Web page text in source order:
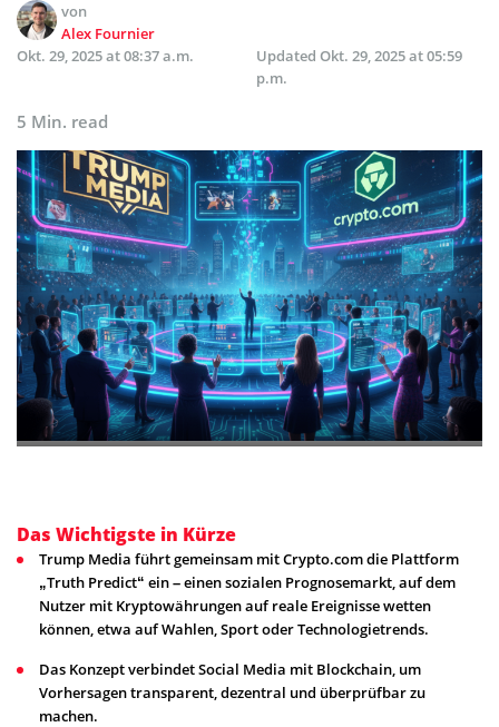
von
Alex Fournier
Okt. 29, 2025 at 08:37 a.m.
Updated Okt. 29, 2025 at 05:59
p.m.
5 Min. read
Das Wichtigste in Kürze
Trump Media führt gemeinsam mit Crypto.com die Plattform
„Truth Predict“ ein – einen sozialen Prognosemarkt, auf dem
Nutzer mit Kryptowährungen auf reale Ereignisse wetten
können, etwa auf Wahlen, Sport oder Technologietrends.
Das Konzept verbindet Social Media mit Blockchain, um
Vorhersagen transparent, dezentral und überprüfbar zu
machen.